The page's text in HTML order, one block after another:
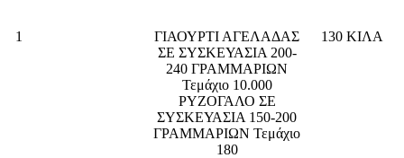
1
ΓΙΑΟΥΡΤΙ ΑΓΕΛΑΔΑΣ
ΣΕ ΣΥΣΚΕΥΑΣΙΑ 200-
240 ΓΡΑΜΜΑΡΙΩΝ
Τεμάχιο 10.000
ΡΥΖΟΓΑΛΟ ΣΕ
ΣΥΣΚΕΥΑΣΙΑ 150-200
ΓΡΑΜΜΑΡΙΩΝ Τεμάχιο
180
130 ΚΙΛΑ